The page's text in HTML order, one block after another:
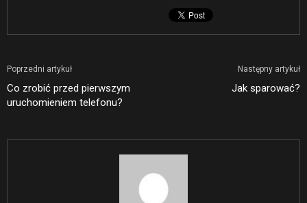
Poprzedni artykuł
Co zrobić przed pierwszym
uruchomieniem telefonu?
Następny artykuł
Jak sparować?